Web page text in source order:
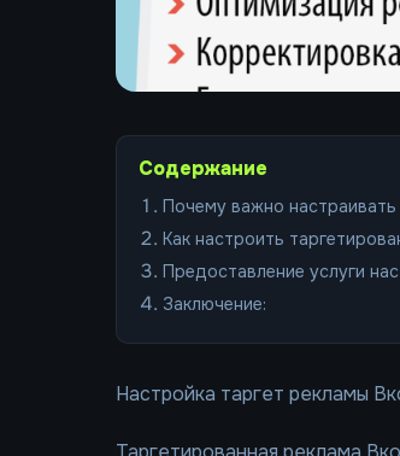
Содержание
Почему важно
Как настроить
Предоставление услуги
Заключение:
Настройка таргет рекламы